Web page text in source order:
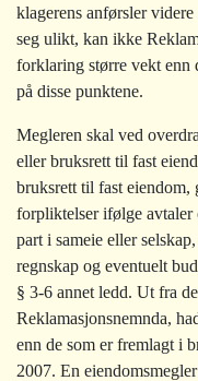
klagerens anførsler
seg ulikt, kan ikke
forklaring større vekt enn
på disse punktene.
Megleren skal ved
eller bruksrett til fast
bruksrett til fast
forpliktelser ifølge avtaler
part i sameie eller
regnskap og eventuelt
§ 3-6 annet ledd. Ut fra
Reklamasjonsnemnda,
enn de som er fremlagt i
2007. En